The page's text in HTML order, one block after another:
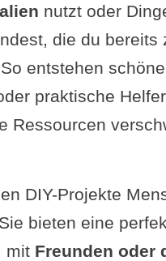
nutzt oder
die du bereits
entstehen schöne
praktische
Ressourcen
DIY-Projekte
bieten eine
mit Freunden oder